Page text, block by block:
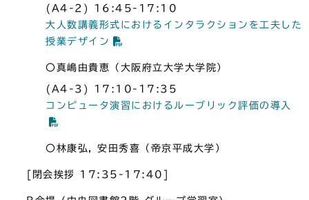
(A4-2) 16:45-17:10
大人数講義形式におけるインタラクションを工夫した
授業デザイン
〇真嶋由貴恵（大阪府立大学大学院）
(A4-3) 17:10-17:35
コンピュータ演習におけるルーブリック評価の導入
〇林康弘, 安田秀喜（帝京平成大学）
[閉会挨拶 17:35-17:40]